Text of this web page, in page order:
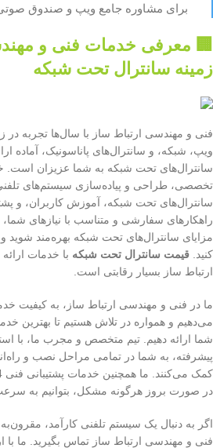
برای مشاوره جامع ویپ و صندوق
🏢 معرفی خدمات فنی و
زمینه سانترال تحت شبکه
فنی و مهندسی ارتباط ساز با سال‌ها تجربه
ویپ، شبکه، و سانترال‌های پاناسونیک، آماده
سانترال‌های تحت شبکه به شما عزیزان است.
تخصصی، طراحی و پیاده‌سازی سیستم‌های
سانترال‌های تحت شبکه، آموزش کاربران، و
راهکارهای سفارشی و متناسب با نیازهای
مزایای سانترال‌های تحت شبکه بهره‌مند شوید و
کنید. قیمت سانترال تحت شبکه با خدمات
ارتباط ساز بسیار رقابتی است.
ما در فنی و مهندسی ارتباط ساز، به کیفیت
می‌دهیم و همواره در تلاش هستیم تا بهترین
شما ارائه دهیم. تیم متخصص و مجرب ما، با
پیشرفته، به شما در تمامی مراحل نصب و
در صورت بروز هرگونه مشکل، بتوانیم به
اگر به دنبال یک سیستم تلفنی کارآمد،
فنی و مهندسی ارتباط ساز تماس بگیرید. ما با